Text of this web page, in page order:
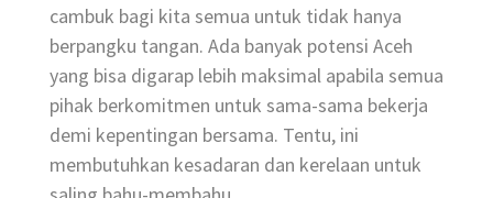
cambuk bagi kita semua untuk tidak hanya
berpangku tangan. Ada banyak potensi Aceh
yang bisa digarap lebih maksimal apabila semua
pihak berkomitmen untuk sama-sama bekerja
demi kepentingan bersama. Tentu, ini
membutuhkan kesadaran dan kerelaan untuk